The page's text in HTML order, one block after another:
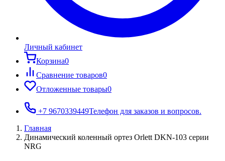
Личный кабинет
Корзина0
Сравнение товаров0
Отложенные товары0
+7 9670339449Телефон для заказов и вопросов.
Главная
Динамический коленный ортез Orlett DKN-103 серии
NRG